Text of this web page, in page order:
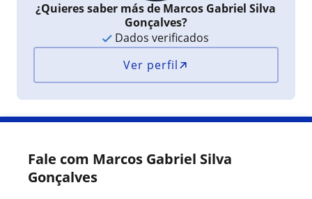
¿Quieres saber más de Marcos Gabriel Silva
Gonçalves?
Dados verificados
Ver perfil
Fale com Marcos Gabriel Silva
Gonçalves